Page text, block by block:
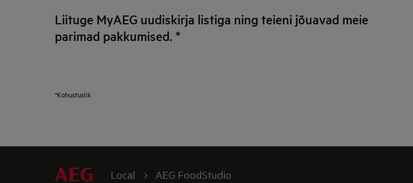
Liituge MyAEG uudiskirja listiga ning teieni jõuavad meie
parimad pakkumised. *
*Kohustuslik
Local AEG FoodStudio